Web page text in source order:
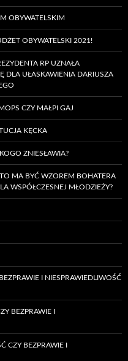
OBYWATELSKIM
OBYWATELSKI 2021!
RP UZNAŁA
DLA UŁASKAWIENIA DARIUSZA
CZY MAŁPI GAJ
KĘCKA
ZNIESŁAWIA?
MA BYĆ WZOREM BOHATERA
WSPÓŁCZESNEJ MŁODZIEŻY?
I NIESPRAWIEDLIWOŚĆ
BEZPRAWIE I
CZY BEZPRAWIE I